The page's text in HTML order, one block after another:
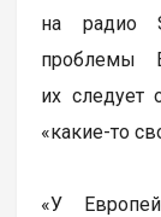
на радио
проблемы
их следует
«какие-то
«У